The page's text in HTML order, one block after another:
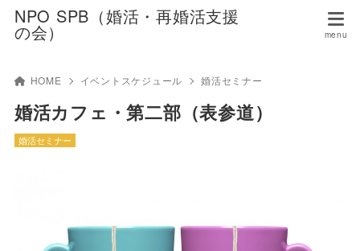
NPO SPB（婚活・再婚活支援
の会）
HOME イベントスケジュール 婚活セミナー
婚活カフェ・第二部（表参道）
婚活セミナー